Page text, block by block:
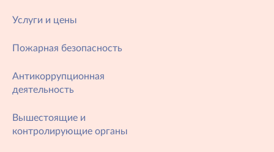
Услуги и цены
Пожарная безопасность
Антикоррупционная
деятельность
Вышестоящие и
контролирующие органы